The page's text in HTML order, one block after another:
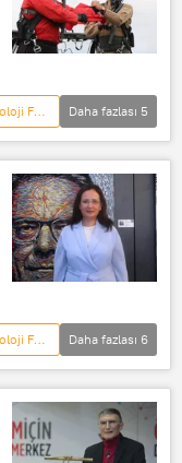
TEKNOFEST İSTANBUL Havacılık, Uzay ve Teknoloji Festivali
Daha fazlası 5
TEKNOFEST İSTANBUL Havacılık, Uzay ve Teknoloji Festivali
Daha fazlası 6